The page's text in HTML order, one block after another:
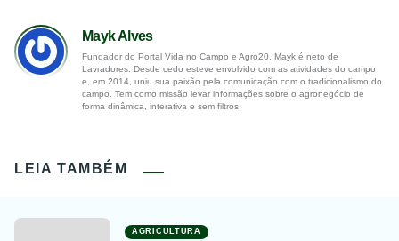
Mayk Alves
Fundador do Portal Vida no Campo e Agro20, Mayk é neto de
Lavradores. Desde cedo esteve envolvido com as atividades do campo
e, em 2014, uniu sua paixão pela comunicação com o tradicionalismo do
campo. Tem como missão levar informações sobre o agronegócio de
forma dinâmica, interativa e sem filtros.
LEIA TAMBÉM
AGRICULTURA